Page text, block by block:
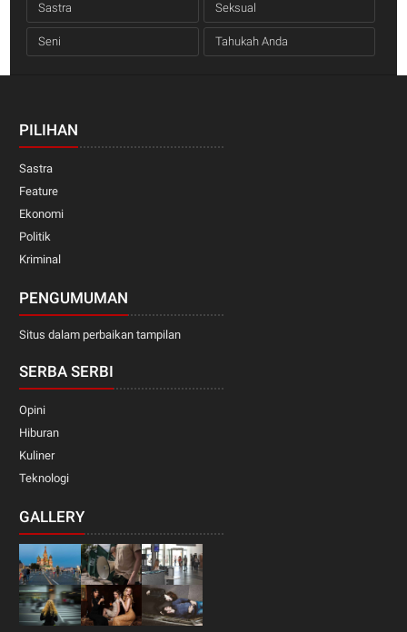
Sastra Seksual
Seni Tahukah Anda
PILIHAN
Sastra
Feature
Ekonomi
Politik
Kriminal
PENGUMUMAN
Situs dalam perbaikan tampilan
SERBA SERBI
Opini
Hiburan
Kuliner
Teknologi
GALLERY